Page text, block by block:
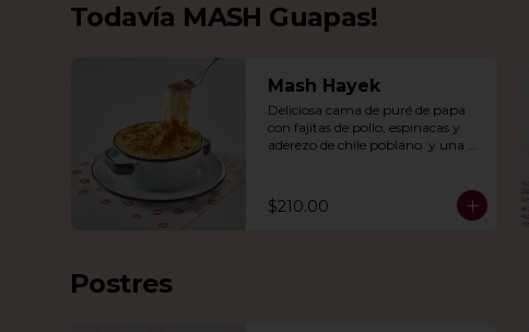
Todavía MASH Guapas!
Mash Hayek
Deliciosa cama de puré de papa
con fajitas de pollo, espinacas y
aderezo de chile poblano  y una
$210.00
Postres